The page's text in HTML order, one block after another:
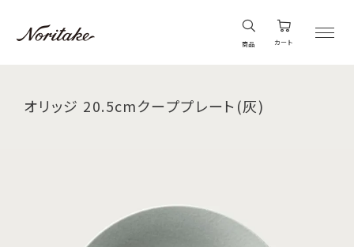
商品 カート
オリッジ 20.5cmクーププレート(灰)